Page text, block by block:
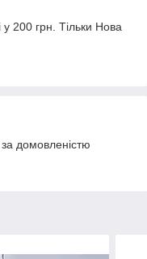
200 грн. Тільки Нова
домовленістю